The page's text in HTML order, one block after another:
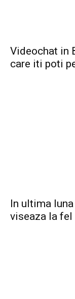
Videochat in
care iti poti
In ultima
viseaza la fel